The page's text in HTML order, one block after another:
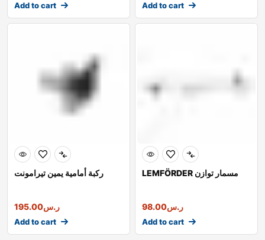
Add to cart Add to cart
ركبة أمامية يمين تيرامونت
ر.س195.00
Add to cart
LEMFÖRDER مسمار توازن
ر.س98.00
Add to cart